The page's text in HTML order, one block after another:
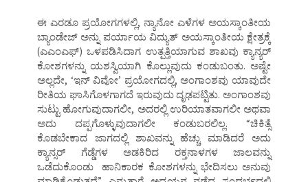
ಈ ಎರಡೂ ಪ್ರಯೋಗಗಳಲ್ಲಿ, ನ್ಯಾನೋ ಎಳೆಗಳ ಅಯಸ್ಕಾಂತೀಯ
ಬ್ಯಾಂಡೇಜ್ ಅನ್ನು ಪರ್ಯಾಯ ವಿದ್ಯುತ್ ಅಯಸ್ಕಾಂತೀಯ ಕ್ಷೇತ್ರಕ್ಕೆ
(ಎಎಂಎಫ್) ಒಳಪಡಿಸಿದಾಗ ಉತ್ಪತ್ತಿಯಾಗುವ ಶಾಖವು ಕ್ಯಾನ್ಯರ್
ಕೋಶಗಳನ್ನು ಯಶಸ್ವಿಯಾಗಿ ಕೊಲ್ಲುವುದು ಕಂಡುಬಂತು. ಅಷ್ಟೇ
ಅಲ್ಲದೇ, ‘ಇನ್ ವಿವೋ’ ಪ್ರಯೋಗದಲ್ಲಿ, ಅಂಗಾಂಶವು ಯಾವುದೇ
ರೀತಿಯ ಘಾಸಿಗೊಳಗಾಗದೆ ಇರುವುದು ದೃಢಪಟ್ಟಿತು. ಅಂಗಾಂಶವು
ಸುಟ್ಟು ಹೋಗುವುದಾಗಲೀ, ಅದರಲ್ಲಿ ಉರಿಯಾತವಾಗಲೀ ಅಥವಾ
ಅದು ದಪ್ಪಗೊಳ್ಳುವುದಾಗಲೀ ಕಂಡುಬರಲಿಲ್ಲ. “ಚಿಕಿತ್ಸೆ
ಕೊಡಬೇಕಾದ ಜಾಗದಲ್ಲಿ ಶಾಖವನ್ನು ಹೆಚ್ಚು ಮಾಡಿದರೆ ಅದು
ಕ್ಯಾನ್ಸರ್ ಗೆಡ್ಡೆಗಳ ಅಡಕಿರಿದ ರಕ್ತನಾಳಗಳ ಜಾಲವನ್ನು
ಒಡೆದುಕೊಂಡು ಹಾನಿಕಾರಕ ಕೋಶಗಳನ್ನು ಭೇದಿಸಲು ಅನುವು